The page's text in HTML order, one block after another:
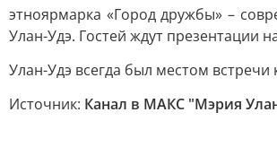
этноярмарка «Город дружбы» –
Улан-Удэ. Гостей ждут презентации
Улан-Удэ всегда был местом встречи
Источник: Канал в МАКС "Мэрия